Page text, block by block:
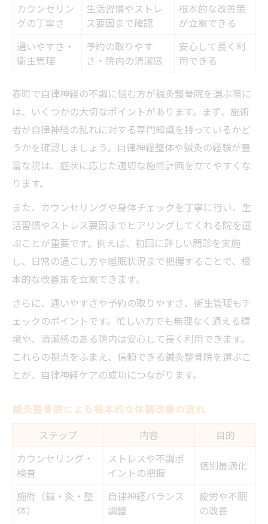
整体と鍼灸の自律神経への作用を比較
自律神経失調症に整体と鍼灸どちらが適す
体調や症状別に選ぶ施術のコツ
鍼灸で自律神経が好転する理由とは
悩みやすい自律神経不調の改善ヒント
よくある自律神経不調の症状・原因早見表
自律神経失調症は何が不足している？
福岡で注目される自律神経整体の効果
ストレス対策を重視した施術の特徴
ストレス対策に役立つ施術内容比較表
鍼灸整骨院ならではのリラックス法
ストレスフリー療法と鍼灸整骨院の関係
施術前後で感じる心身の変化を体験談で紹
介
ストレスが引き起こす自律神経の乱れに注
福岡市博多区で選ぶ安心の鍼灸整骨院
福岡市博多区で選ばれる院の特徴一覧
鍼灸整骨院の選び方と通院のコツ
口コミで評判の鍼灸整骨院の探し方
保険適用や予約制など利用しやすいポイン
カウンセリン
グの丁寧さ
生活習慣やストレ
ス要因まで確認
根本的な改善策
が立案できる
通いやすさ・
衛生管理
予約の取りやす
さ・院内の清潔感
安心して長く利
用できる
春町で自律神経の不調に悩む方が鍼灸整骨院を選ぶ際に
は、いくつかの大切なポイントがあります。まず、施術
者が自律神経の乱れに対する専門知識を持っているかど
うかを確認しましょう。自律神経整体や鍼灸の経験が豊
富な院は、症状に応じた適切な施術計画を立てやすくな
ります。
また、カウンセリングや身体チェックを丁寧に行い、生
活習慣やストレス要因までヒアリングしてくれる院を選
ぶことが重要です。例えば、初回に詳しい問診を実施
し、日常の過ごし方や睡眠状況まで把握することで、根
本的な改善策を立案できます。
さらに、通いやすさや予約の取りやすさ、衛生管理もチ
ェックのポイントです。忙しい方でも無理なく通える環
境や、清潔感のある院内は安心して長く利用できます。
これらの視点をふまえ、信頼できる鍼灸整骨院を選ぶこ
とが、自律神経ケアの成功につながります。
鍼灸整骨院による根本的な体調改善の流れ
ステップ 内容
目的
カウンセリング・
検査
ストレスや不調ポ
イントの把握
個別最適化
施術（鍼・灸・整
体）
自律神経バランス
調整
疲労や不眠
の改善